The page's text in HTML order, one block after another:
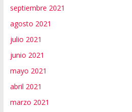
septiembre 2021
agosto 2021
julio 2021
junio 2021
mayo 2021
abril 2021
marzo 2021